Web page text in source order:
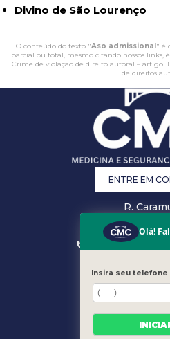
Divino de São Lourenço
O conteúdo do texto "Aso admissional" é
parcial ou total, mesmo citando nossos links,
Crime de violação de direito autoral – artigo
de direitos
ENTRE EM
R.
Vitória -
(27) 3223-0868
MENU
HOME
ÁREA DO
Olá!
Insira seu telefone